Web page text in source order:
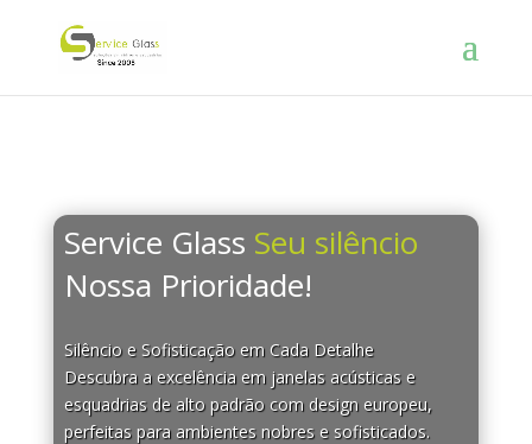
Service Glass Seu silêncio
Nossa Prioridade!
Silêncio e Sofisticação em Cada Detalhe
Descubra a excelência em janelas acústicas e
esquadrias de alto padrão com design europeu,
perfeitas para ambientes nobres e sofisticados.